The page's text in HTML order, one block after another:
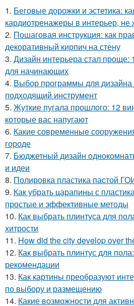
1. Беговые дорожки и эстетика:
кардиотренажеры в интерьер, не
2. Пошаговая инструкция: как
декоративный кирпич на стену
3. Дизайн интерьера стал проще:
для начинающих
4. Выбор программы для дизайна
подходящий инструмент
5. Жуткие пугала прошлого: 12
которые вас напугают
6. Какие современные
городе
7. Бюджетный дизайн
и идеи
8. Полировка пластика пастой
9. Как убрать царапины с
простые и эффективные методы
10. Как выбрать плинтуса для
хитрости
11. How did the city develop over
12. Как выбрать плинтус для
рекомендации
13. Как картины преобразуют
по выбору и размещению
14. Какие возможности для